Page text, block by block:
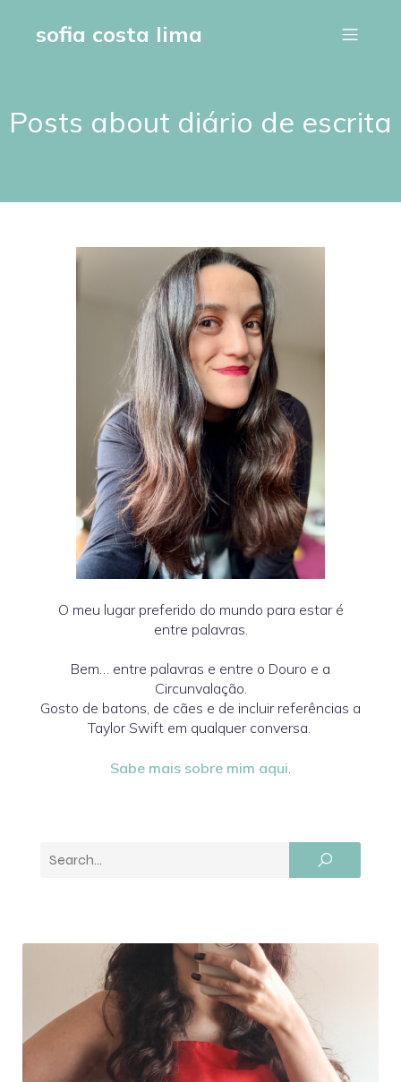
sofia costa lima
Posts about diário de escrita
O meu lugar preferido do mundo para estar é
entre palavras.
Bem… entre palavras e entre o Douro e a
Circunvalação.
Gosto de batons, de cães e de incluir referências a
Taylor Swift em qualquer conversa.
Sabe mais sobre mim aqui